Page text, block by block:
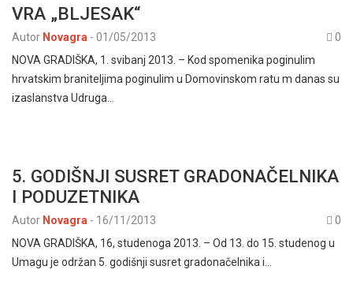
VRA „BLJESAK“
Autor Novagra - 01/05/2013
0
NOVA GRADIŠKA, 1. svibanj 2013. – Kod spomenika poginulim
hrvatskim braniteljima poginulim u Domovinskom ratu m danas su
izaslanstva Udruga…
5. GODIŠNJI SUSRET GRADONAČELNIKA
I PODUZETNIKA
Autor Novagra - 16/11/2013
0
NOVA GRADIŠKA, 16, studenoga 2013. – Od 13. do 15. studenog u
Umagu je održan 5. godišnji susret gradonačelnika i…